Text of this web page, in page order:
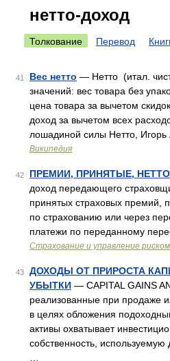
нетто-доход
Толкование Перевод
41 Вес нетто — Нетто (итал.
значений: вес товара без
цена товара за вычетом
доход за вычетом всех
лошадиной силы Нетто, Игорь
Википедия
42 ПРЕМИИ, ПРИНЯТЫЕ, НЕТТО
доход передающего
принятых страховых премий,
по страхованию или через
платежи по переданному
Страхование и управление
43
ДОХОДЫ ОТ ПРИРОСТА
УБЫТКИ — CAPITAL GAINS
реализованные при продаже
в целях обложения
активы охватывает
собственность,